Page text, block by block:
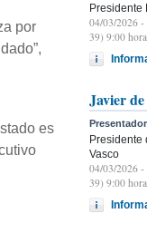
por
es
Presidente
04/03/2026 -
39) 9:00
Javier
Presidente
Vasco
04/03/2026 -
39) 9:00